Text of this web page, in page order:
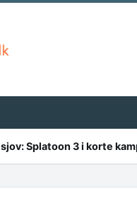
Splatoon 3 i korte